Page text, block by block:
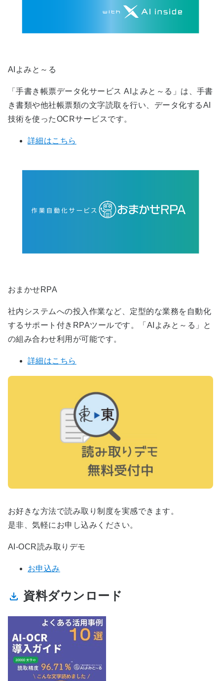
AIよみと～る
「手書き帳票データ化サービス AIよみと～る」は、手書
き書類や他社帳票類の文字読取を行い、データ化するAI
技術を使ったOCRサービスです。
詳細はこちら
おまかせRPA
社内システムへの投入作業など、定型的な業務を自動化
するサポート付きRPAツールです。「AIよみと～る」と
の組み合わせ利用が可能です。
詳細はこちら
お好きな方法で読み取り制度を実感できます。
是非、気軽にお申し込みください。
AI-OCR読み取りデモ
お申込み
資料ダウンロード